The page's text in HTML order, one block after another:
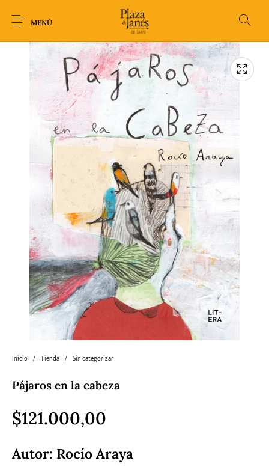
MENÚ
Arqueología Arte Biografía
Ciencia Crimen Thriller Cuento
Ficción Filosofía Gastronomía
Historia Horror
Humor gráfico-
Comic
Literatura infantil
Literatura juvenil
Literatura
universal y Clásicos
Pedagogía Poesía
Política Sagas
Inicio / Tienda / Sin categorizar
Pájaros en la cabeza
$121.000,00
Autor: Rocío Araya